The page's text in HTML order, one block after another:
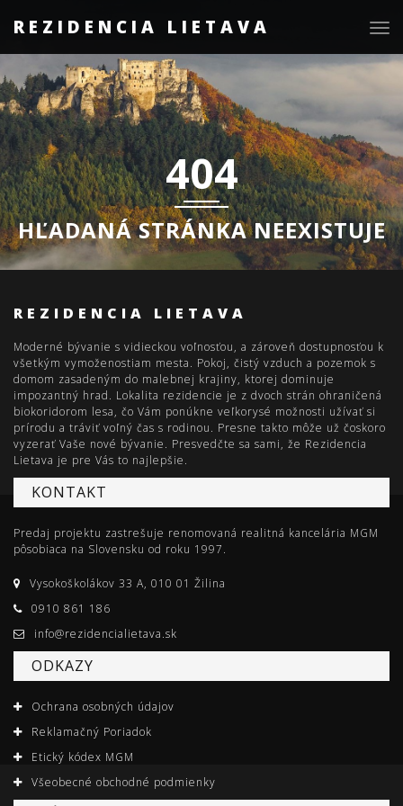
REZIDENCIA LIETAVA
404
HĽADANÁ STRÁNKA NEEXISTUJE
REZIDENCIA LIETAVA
Moderné bývanie s vidieckou voľnosťou, a zároveň dostupnosťou k
všetkým vymoženostiam mesta. Pokoj, čistý vzduch a pozemok s
domom zasadeným do malebnej krajiny, ktorej dominuje
impozantný hrad. Lokalita rezidencie je z dvoch strán ohraničená
biokoridorom lesa, čo Vám ponúkne veľkorysé možnosti užívať si
prírodu a tráviť voľný čas s rodinou. Presne takto môže už čoskoro
vyzerať Vaše nové bývanie. Presvedčte sa sami, že Rezidencia
Lietava je pre Vás to najlepšie.
KONTAKT
Predaj projektu zastrešuje renomovaná realitná kancelária MGM
pôsobiaca na Slovensku od roku 1997.
Vysokoškolákov 33 A, 010 01 Žilina
0910 861 186
info@rezidencialietava.sk
ODKAZY
Ochrana osobných údajov
Reklamačný Poriadok
Etický kódex MGM
Všeobecné obchodné podmienky